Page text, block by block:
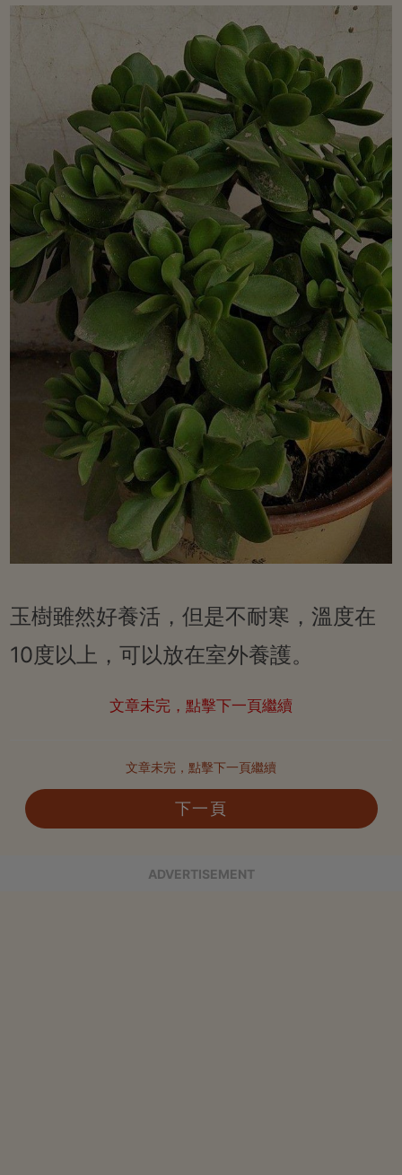
玉樹雖然好養活，但是不耐寒，溫度在
10度以上，可以放在室外養護。
文章未完，點擊下一頁繼續
文章未完，點擊下一頁繼續
下一頁
ADVERTISEMENT